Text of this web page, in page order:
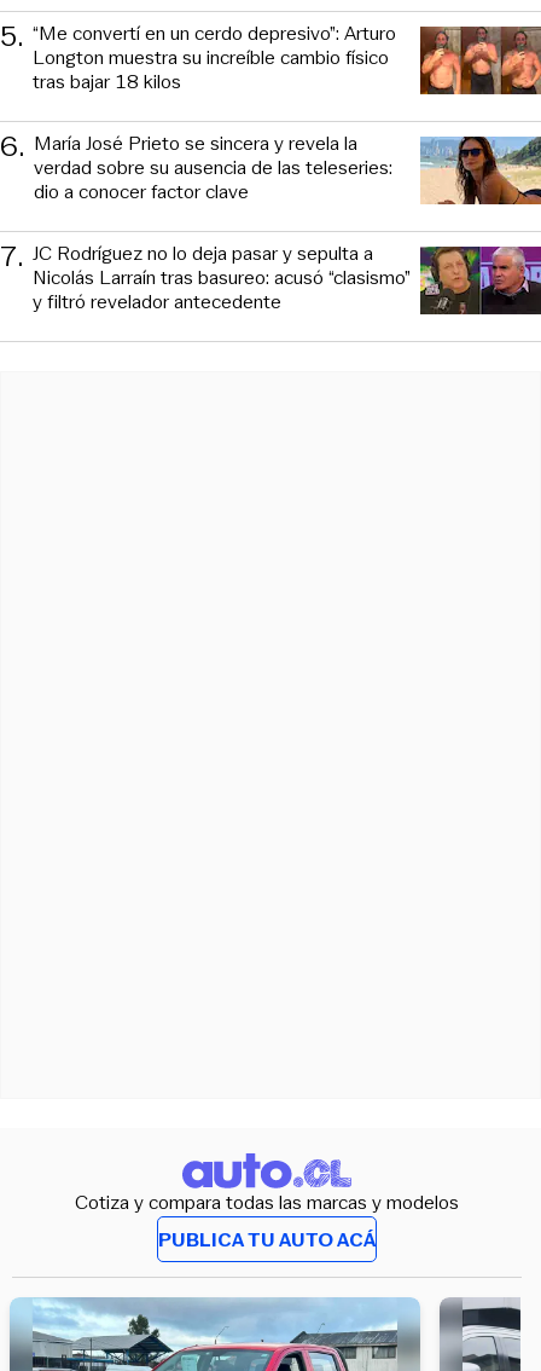
5. “Me convertí en un cerdo depresivo”: Arturo
Longton muestra su increíble cambio físico
tras bajar 18 kilos
6. María José Prieto se sincera y revela la
verdad sobre su ausencia de las teleseries:
dio a conocer factor clave
7. JC Rodríguez no lo deja pasar y sepulta a
Nicolás Larraín tras basureo: acusó “clasismo”
y filtró revelador antecedente
Cotiza y compara todas las marcas y modelos
PUBLICA TU AUTO ACÁ